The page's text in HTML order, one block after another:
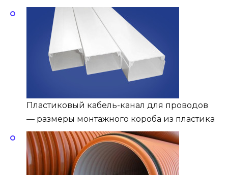
Пластиковый кабель-канал для проводов
— размеры монтажного короба из пластика